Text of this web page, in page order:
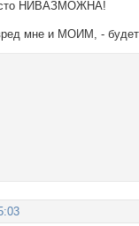
НИВАЗМОЖНА!
мне и МОИМ, - будет